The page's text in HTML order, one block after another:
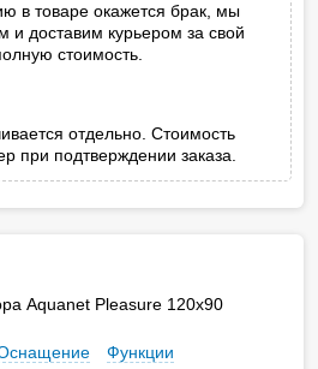
в товаре окажется брак, мы
и доставим курьером за свой
стоимость.
отдельно. Стоимость
при подтверждении заказа.
Aquanet Pleasure 120x90
Функции